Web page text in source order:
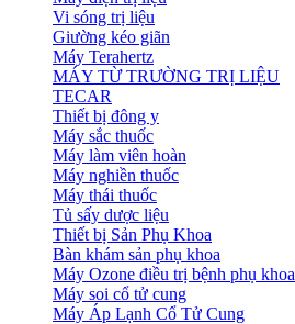
Vi sóng trị liệu
Giường kéo giãn
Máy Terahertz
MÁY TỪ TRƯỜNG TRỊ LIỆU
TECAR
Thiết bị đông y
Máy sắc thuốc
Máy làm viên hoàn
Máy nghiền thuốc
Máy thái thuốc
Tủ sấy dược liệu
Thiết bị Sản Phụ Khoa
Bàn khám sản phụ khoa
Máy Ozone điều trị bệnh phụ khoa
Máy soi cổ tử cung
Máy Áp Lạnh Cổ Tử Cung